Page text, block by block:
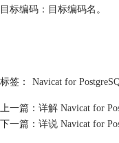
目标编码：目标编码名。
integer, -- source encoding ID
integer, -- destination
cstring, -- source string (null
标签： Navicat for
上一篇： 详解 Navicat for
下一篇： 详说 Navicat for